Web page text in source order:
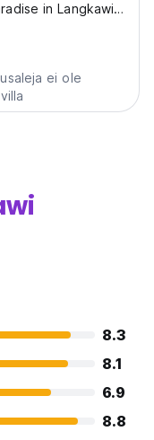
in Langkawi!
the perfect
ei ole
8.3
8.1
6.9
8.8